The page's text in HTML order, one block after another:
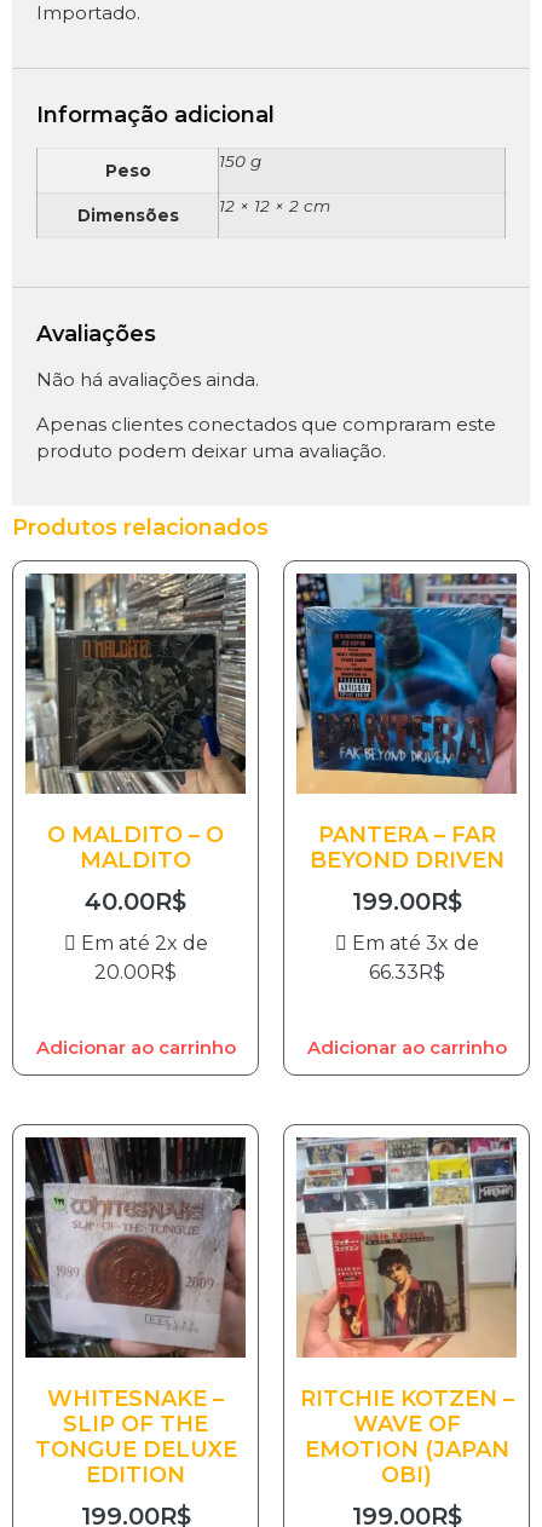
Importado.
Informação adicional
Peso 150 g
Dimensões 12 × 12 × 2 cm
Avaliações
Não há avaliações ainda.
Apenas clientes conectados que compraram este
produto podem deixar uma avaliação.
Produtos relacionados
O MALDITO – O
MALDITO
40.00R$
Em até 2x de
20.00 R$
Adicionar ao carrinho
PANTERA – FAR
BEYOND DRIVEN
199.00R$
Em até 3x de
66.33 R$
Adicionar ao carrinho
WHITESNAKE –
SLIP OF THE
TONGUE DELUXE
EDITION
199.00R$
RITCHIE KOTZEN –
WAVE OF
EMOTION (JAPAN
OBI)
199.00R$